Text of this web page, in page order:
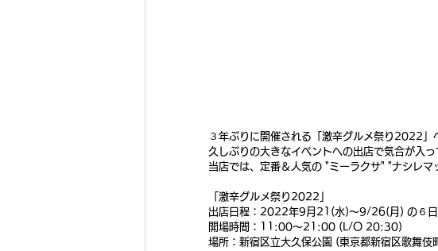
３年ぶりに開催される「激辛グルメ祭り2022」
久しぶりの大きなイベントへの出店で気合が入っ
当店では、定番＆人気の "ミーラクサ" "ナシレマ
「激辛グルメ祭り2022」
出店日程：2022年9月21(水)～9/26(月) の６日
開場時間：11:00～21:00 (L/O 20:30)
場所：新宿区立大久保公園 (東京都新宿区歌舞